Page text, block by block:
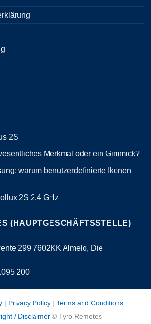
2S
Merkmal oder ein Gimmick?
warum benutzerdefinierte Ikonen
2S 2.4 GHz
(HAUPTGESCHÄFTSSTELLE)
299 7602KK Almelo, Die
200
| Privacy Policy | Terms and Conditions
/ Disclaimer © Tyro Remotes